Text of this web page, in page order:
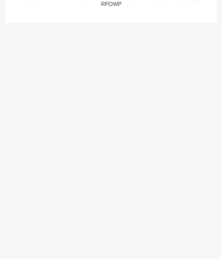
RPOWP